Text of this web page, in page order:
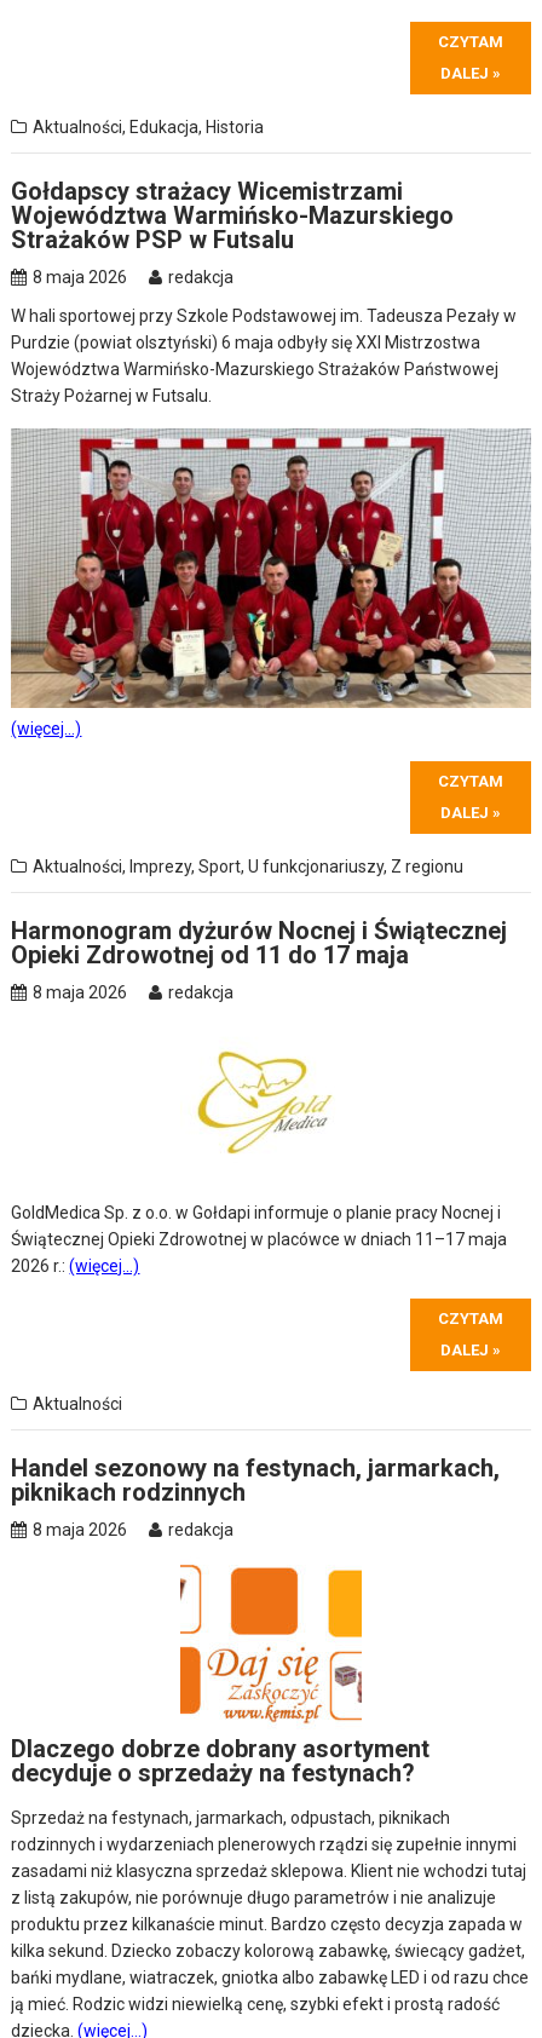
CZYTAM
DALEJ »
Aktualności, Edukacja, Historia
Gołdapscy strażacy Wicemistrzami
Województwa Warmińsko-Mazurskiego
Strażaków PSP w Futsalu
8 maja 2026
redakcja
W hali sportowej przy Szkole Podstawowej im. Tadeusza Pezały w
Purdzie (powiat olsztyński) 6 maja odbyły się XXI Mistrzostwa
Województwa Warmińsko-Mazurskiego Strażaków Państwowej
Straży Pożarnej w Futsalu.
(więcej…)
CZYTAM
DALEJ »
Aktualności, Imprezy,Sport,U funkcjonariuszy, Z regionu
Harmonogram dyżurów Nocnej i Świątecznej
Opieki Zdrowotnej od 11 do 17 maja
8 maja 2026 redakcja
GoldMedica Sp. z o.o. w Gołdapi informuje o planie pracy Nocnej i
Świątecznej Opieki Zdrowotnej w placówce w dniach 11 –17 maja
2026 r.: (więcej…)
CZYTAM
DALEJ »
Aktualności
Handel sezonowy na festynach, jarmarkach,
piknikach rodzinnych
8 maja 2026 redakcja
Dlaczego dobrze dobrany asortyment
decyduje o sprzedaży na festynach?
Sprzedaż na festynach, jarmarkach, odpustach, piknikach
rodzinnych i wydarzeniach plenerowych rządzi się zupełnie innymi
zasadami niż klasyczna sprzedaż sklepowa. Klient nie wchodzi tutaj
z listą zakupów, nie porównuje długo parametrów i nie analizuje
produktu przez kilkanaście minut. Bardzo często decyzja zapada w
kilka sekund. Dziecko zobaczy kolorową zabawkę, świecący gadżet,
bańki mydlane, wiatraczek, gniotka albo zabawkę LED i od razu chce
ją mieć. Rodzic widzi niewielką cenę, szybki efekt i prostą radość
dziecka.(więcej…)